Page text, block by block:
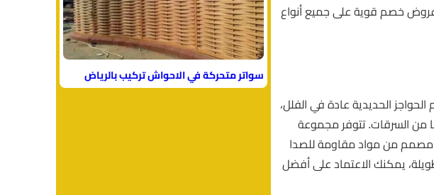
عروض خصم قوية على جميع أنواع
الحديدية عادة في الفلل،
من السرقات. تتوفر مجموعة
مصمم من مواد مقاومة للصدا
يمكنك الاعتماد على أفضل
سواتر متحركة في الاحواش تركيب بالرياض